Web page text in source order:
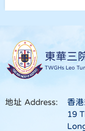
東華三
TWGHs Leo
地址 Address:
香
19